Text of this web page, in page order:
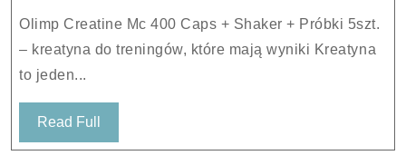
+
Shaker
Olimp Creatine Mc 400 Caps + Shaker + Próbki 5szt.
– kreatyna do treningów, które mają wyniki Kreatyna
to jeden...
Read Full
Full